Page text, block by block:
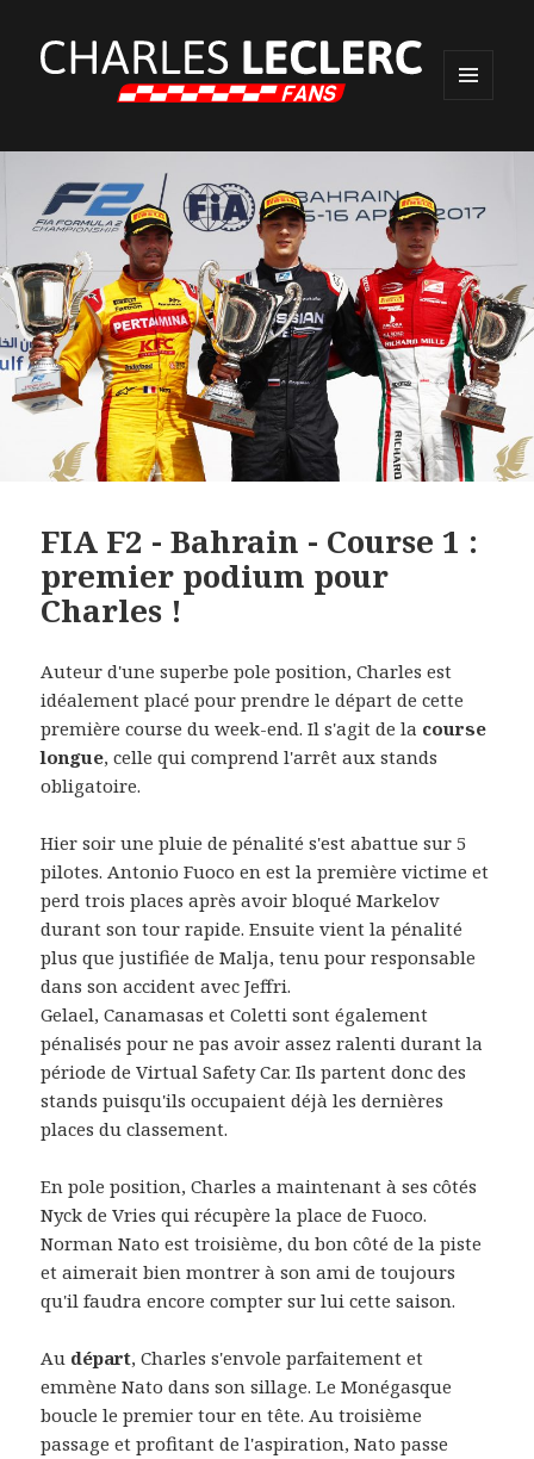
WIDGETS
FIA F2 - Bahrain - Course 1 :
premier podium pour
Charles !
Auteur d'une superbe pole position, Charles est
idéalement placé pour prendre le départ de cette
première course du week-end. Il s'agit de la course
longue, celle qui comprend l'arrêt aux stands
obligatoire.
Hier soir une pluie de pénalité s'est abattue sur 5
pilotes. Antonio Fuoco en est la première victime et
perd trois places après avoir bloqué Markelov
durant son tour rapide. Ensuite vient la pénalité
plus que justifiée de Malja, tenu pour responsable
dans son accident avec Jeffri.
Gelael, Canamasas et Coletti sont également
pénalisés pour ne pas avoir assez ralenti durant la
période de Virtual Safety Car. Ils partent donc des
stands puisqu'ils occupaient déjà les dernières
places du classement.
En pole position, Charles a maintenant à ses côtés
Nyck de Vries qui récupère la place de Fuoco.
Norman Nato est troisième, du bon côté de la piste
et aimerait bien montrer à son ami de toujours
qu'il faudra encore compter sur lui cette saison.
Au départ, Charles s'envole parfaitement et
emmène Nato dans son sillage. Le Monégasque
boucle le premier tour en tête. Au troisième
passage et profitant de l'aspiration, Nato passe